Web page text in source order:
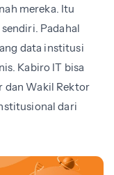
mereka. Itu
Padahal
data institusi
Kabiro IT bisa
dan Wakil Rektor
dari